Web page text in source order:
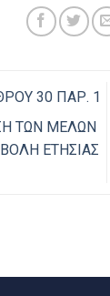
30 ΠΑΡ. 1
ΤΩΝ ΜΕΛΩΝ
ΕΤΗΣΙΑΣ